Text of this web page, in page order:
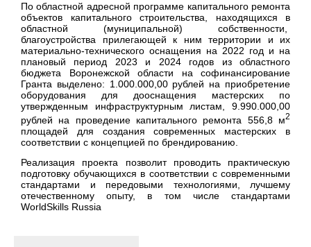
По областной адресной программе капитального ремонта
объектов капитального строительства, находящихся в
областной (муниципальной) собственности,
благоустройства прилегающей к ним территории и их
материально-технического оснащения на 2022 год и на
плановый период 2023 и 2024 годов из областного
бюджета Воронежской области на софинансирование
Гранта выделено: 1.000.000,00 рублей на приобретение
оборудования для дооснащения мастерских по
утвержденным инфраструктурным листам, 9.990.000,00
рублей на проведение капитального ремонта 556,8 м2
площадей для создания современных мастерских в
соответствии с концепцией по брендированию.
Реализация проекта позволит проводить практическую
подготовку обучающихся в соответствии с современными
стандартами и передовыми технологиями, лучшему
отечественному опыту, в том числе стандартами
WorldSkills Russia